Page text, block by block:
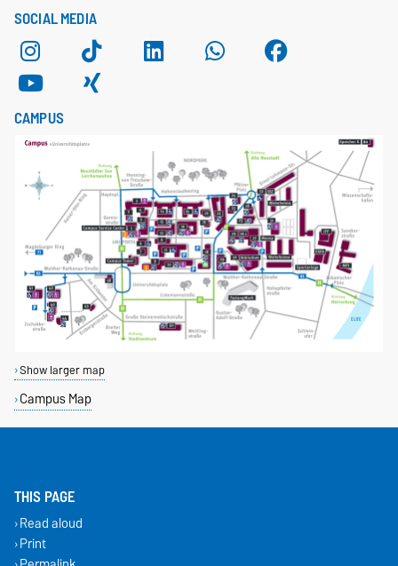
SOCIAL MEDIA
CAMPUS
Show larger map
Campus Map
THIS PAGE
Read aloud
Print